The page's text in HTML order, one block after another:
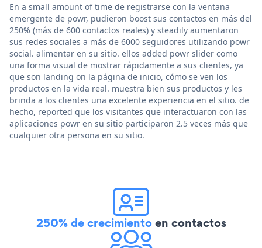
En a small amount of time de registrarse con la ventana
emergente de powr, pudieron boost sus contactos en más del
250% (más de 600 contactos reales) y steadily aumentaron
sus redes sociales a más de 6000 seguidores utilizando powr
social. alimentar en su sitio. ellos added powr slider como
una forma visual de mostrar rápidamente a sus clientes, ya
que son landing on la página de inicio, cómo se ven los
productos en la vida real. muestra bien sus productos y les
brinda a los clientes una excelente experiencia en el sitio. de
hecho, reported que los visitantes que interactuaron con las
aplicaciones powr en su sitio participaron 2.5 veces más que
cualquier otra persona en su sitio.
250% de crecimientoen contactos